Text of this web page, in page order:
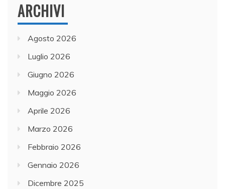
ARCHIVI
Agosto 2026
Luglio 2026
Giugno 2026
Maggio 2026
Aprile 2026
Marzo 2026
Febbraio 2026
Gennaio 2026
Dicembre 2025